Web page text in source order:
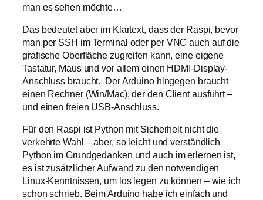
man es sehen möchte…
Das bedeutet aber im Klartext, dass der Raspi, bevor
man per SSH im Terminal oder per VNC auch auf die
grafische Oberfläche zugreifen kann, eine eigene
Tastatur, Maus und vor allem einen HDMI-Display-
Anschluss braucht. Der Arduino hingegen braucht
einen Rechner (Win/Mac), der den Client ausführt –
und einen freien USB-Anschluss.
Für den Raspi ist Python mit Sicherheit nicht die
verkehrte Wahl – aber, so leicht und verständlich
Python im Grundgedanken und auch im erlernen ist,
es ist zusätzlicher Aufwand zu den notwendigen
Linux-Kenntnissen, um los legen zu können – wie ich
schon schrieb. Beim Arduino habe ich einfach und